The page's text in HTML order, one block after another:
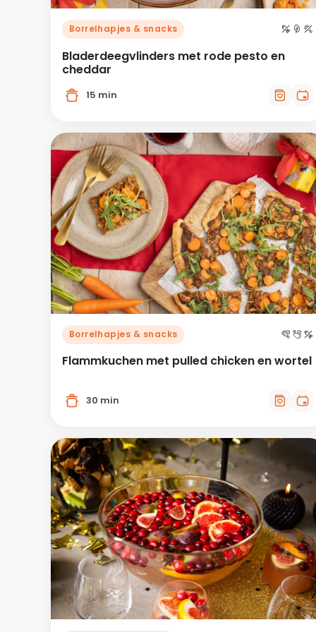
Borrelhapjes & snacks
Bladerdeegvlinders met rode pesto en
cheddar
15 min
Borrelhapjes & snacks
Flammkuchen met pulled chicken en wortel
30 min